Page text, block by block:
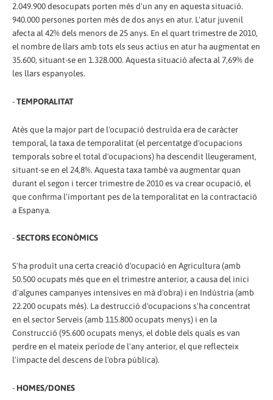
2.049.900 desocupats porten més d'un any en aquesta situació.
940.000 persones porten més de dos anys en atur. L'atur juvenil
afecta al 42% dels menors de 25 anys. En el quart trimestre de 2010,
el nombre de llars amb tots els seus actius en atur ha augmentat en
35.600, situant-se en 1.328.000. Aquesta situació afecta al 7,69% de
les llars espanyoles.
-TEMPORALITAT
Atès que la major part de l'ocupació destruïda era de caràcter
temporal, la taxa de temporalitat (el percentatge d'ocupacions
temporals sobre el total d'ocupacions) ha descendit lleugerament,
situant-se en el 24,8%. Aquesta taxa també va augmentar quan
durant el segon i tercer trimestre de 2010 es va crear ocupació, el
que confirma l'important pes de la temporalitat en la contractació
a Espanya.
-SECTORS ECONÒMICS
S'ha produït una certa creació d'ocupació en Agricultura (amb
50.500 ocupats més que en el trimestre anterior, a causa del inici
d'algunes campanyes intensives en mà d'obra) i en Indústria (amb
22.200 ocupats més). La destrucció d'ocupacions s'ha concentrat
en el sector Serveis (amb 115.800 ocupats menys) i en la
Construcció (95.600 ocupats menys, el doble dels quals es van
perdre en el mateix període de l'any anterior, el que reflecteix
l'impacte del descens de l'obra pública).
- HOMES/DONES